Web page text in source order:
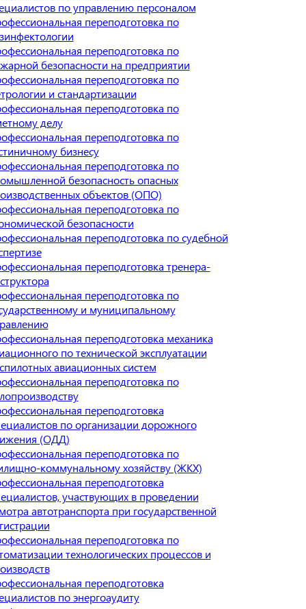
по управлению персоналом
переподготовка по
переподготовка по
безопасности на предприятии
переподготовка по
и стандартизации
переподготовка по
делу
переподготовка по
бизнесу
переподготовка по
безопасность опасных
объектов (ОПО)
переподготовка по
безопасности
переподготовка по судебной
переподготовка тренера-
переподготовка по
и муниципальному
переподготовка механика
по технической эксплуатации
авиационных систем
переподготовка по
переподготовка
по организации дорожного
(ОДД)
переподготовка по
коммунальному хозяйству (ЖКХ)
переподготовка
участвующих в проведении
автотранспорта при государственной
переподготовка по
технологических процессов и
переподготовка
по энергоаудиту